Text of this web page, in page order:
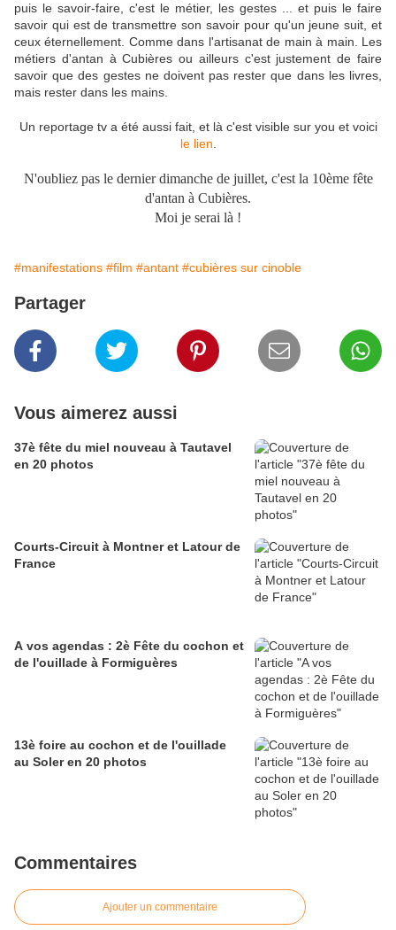
puis le savoir-faire, c'est le métier, les gestes ... et puis le faire
savoir qui est de transmettre son savoir pour qu'un jeune suit, et
ceux éternellement. Comme dans l'artisanat de main à main. Les
métiers d'antan à Cubières ou ailleurs c'est justement de faire
savoir que des gestes ne doivent pas rester que dans les livres,
mais rester dans les mains.
Un reportage tv a été aussi fait, et là c'est visible sur you et voici
le lien
N'oubliez pas le dernier dimanche de juillet, c'est la 10ème fête
d'antan à Cubières.
Moi je serai là !
#manifestations #film #antant #cubières sur cinoble
Partager
Vous aimerez aussi
37è fête du miel nouveau à Tautavel
en 20 photos
Courts-Circuit à Montner et Latour de
France
A vos agendas : 2è Fête du cochon et
de l'ouillade à Formiguères
13è foire au cochon et de l'ouillade
au Soler en 20 photos
Commentaires
Ajouter un commentaire